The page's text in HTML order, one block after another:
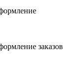
заказов